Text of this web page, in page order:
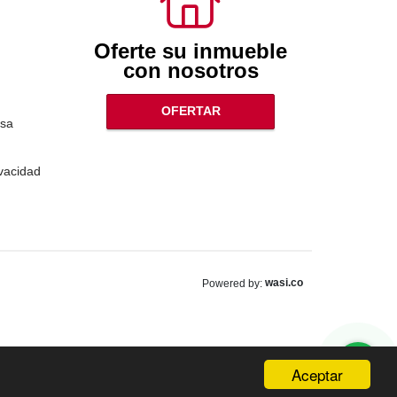
Aceptar
Oferte su inmueble
con nosotros
OFERTAR
Powered by: wasi.co